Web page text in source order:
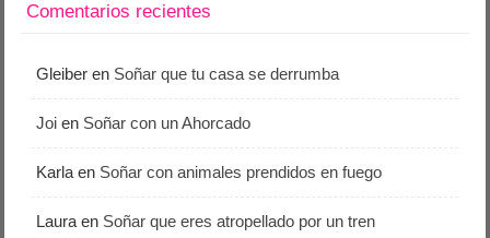
Comentarios recientes
Gleiber en Soñar que tu casa se derrumba
Joi en Soñar con un Ahorcado
Karla en Soñar con animales prendidos en fuego
Laura en Soñar que eres atropellado por un tren